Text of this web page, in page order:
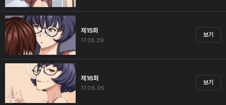
제15화
17.05.29
보기
제16화
17.06.05
보기